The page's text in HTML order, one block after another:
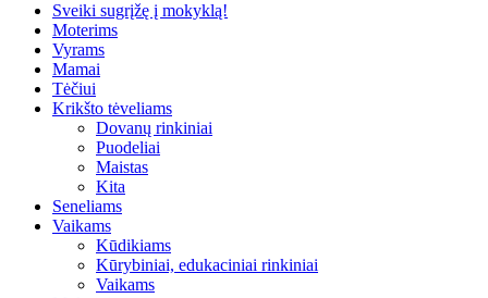
Sveiki sugrįžę į mokyklą!
Moterims
Vyrams
Mamai
Tėčiui
Krikšto tėveliams
Dovanų rinkiniai
Puodeliai
Maistas
Kita
Seneliams
Vaikams
Kūdikiams
Kūrybiniai, edukaciniai rinkiniai
Vaikams